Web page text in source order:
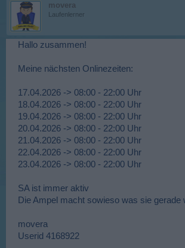
movera
Laufenlerner
Hallo zusammen!
Meine nächsten Onlinezeiten:
17.04.2026 -> 08:00 - 22:00 Uhr
18.04.2026 -> 08:00 - 22:00 Uhr
19.04.2026 -> 08:00 - 22:00 Uhr
20.04.2026 -> 08:00 - 22:00 Uhr
21.04.2026 -> 08:00 - 22:00 Uhr
22.04.2026 -> 08:00 - 22:00 Uhr
23.04.2026 -> 08:00 - 22:00 Uhr
SA ist immer aktiv
Die Ampel macht sowieso was sie gerade
movera
Userid 4168922